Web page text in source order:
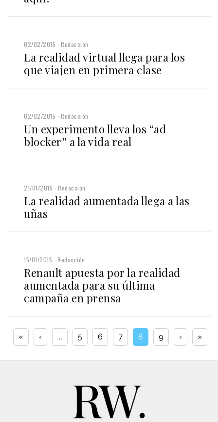
02/02/2015 Redacción
La realidad virtual llega para los
que viajen en primera clase
02/02/2015 Redacción
Un experimento lleva los “ad
blocker” a la vida real
21/01/2015 Redacción
La realidad aumentada llega a las
uñas
15/01/2015 Redacción
Renault apuesta por la realidad
aumentada para su última
campaña en prensa
« ‹ ... 5 6 7 8 9 › »